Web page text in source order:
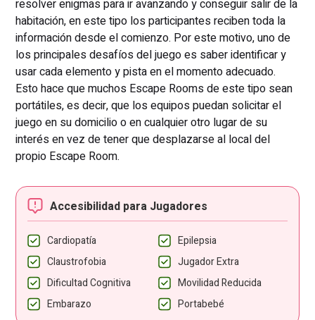
resolver enigmas para ir avanzando y conseguir salir de la
habitación, en este tipo los participantes reciben toda la
información desde el comienzo. Por este motivo, uno de
los principales desafíos del juego es saber identificar y
usar cada elemento y pista en el momento adecuado.
Esto hace que muchos Escape Rooms de este tipo sean
portátiles, es decir, que los equipos puedan solicitar el
juego en su domicilio o en cualquier otro lugar de su
interés en vez de tener que desplazarse al local del
propio Escape Room.
Accesibilidad para Jugadores
Cardiopatía
Epilepsia
Claustrofobia
Jugador Extra
Dificultad Cognitiva
Movilidad Reducida
Embarazo
Portabebé